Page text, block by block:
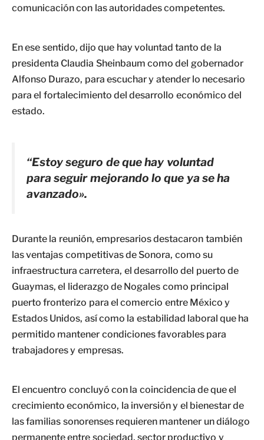
comunicación con las autoridades competentes.
En ese sentido, dijo que hay voluntad tanto de la
presidenta Claudia Sheinbaum como del gobernador
Alfonso Durazo, para escuchar y atender lo necesario
para el fortalecimiento del desarrollo económico del
estado.
“Estoy seguro de que hay voluntad
para seguir mejorando lo que ya se ha
avanzado».
Durante la reunión, empresarios destacaron también
las ventajas competitivas de Sonora, como su
infraestructura carretera, el desarrollo del puerto de
Guaymas, el liderazgo de Nogales como principal
puerto fronterizo para el comercio entre México y
Estados Unidos, así como la estabilidad laboral que ha
permitido mantener condiciones favorables para
trabajadores y empresas.
El encuentro concluyó con la coincidencia de que el
crecimiento económico, la inversión y el bienestar de
las familias sonorenses requieren mantener un diálogo
permanente entre sociedad, sector productivo y